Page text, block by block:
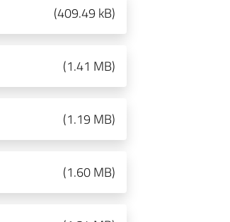
(409.49 kB)
(1.41 MB)
(1.19 MB)
(1.60 MB)